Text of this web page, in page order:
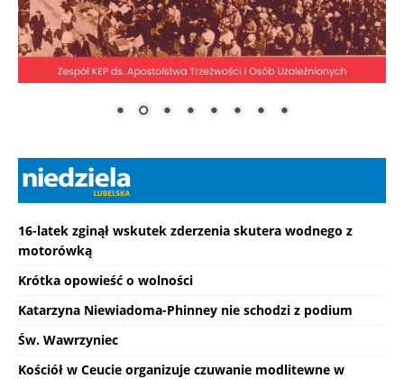
16-latek zginął wskutek zderzenia skutera wodnego z
motorówką
Krótka opowieść o wolności
Katarzyna Niewiadoma-Phinney nie schodzi z podium
Św. Wawrzyniec
Kościół w Ceucie organizuje czuwanie modlitewne w